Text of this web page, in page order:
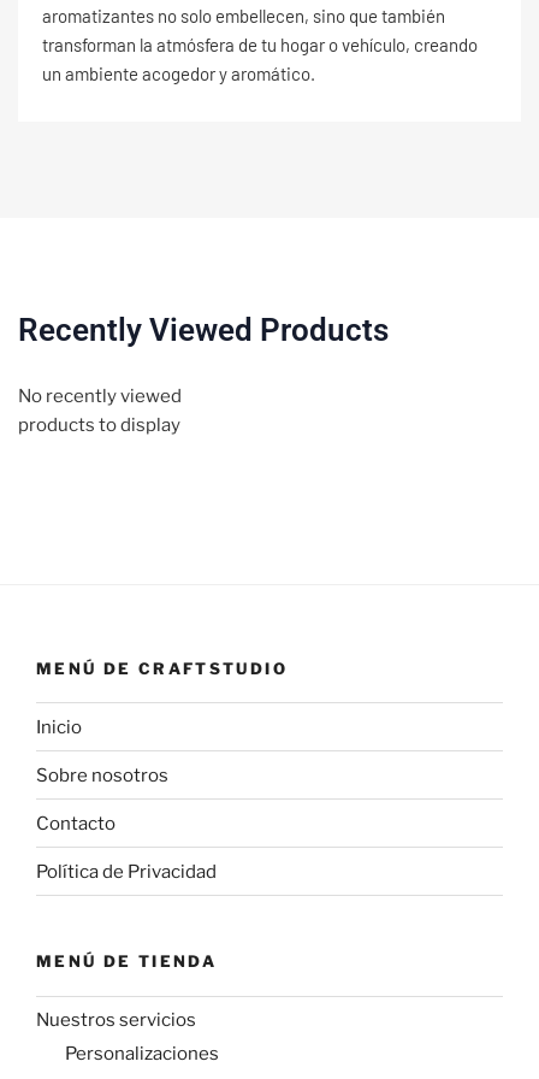
aromatizantes no solo embellecen, sino que también
transforman la atmósfera de tu hogar o vehículo, creando
un ambiente acogedor y aromático.
Recently Viewed Products
No recently viewed
products to display
MENÚ DE CRAFTSTUDIO
Inicio
Sobre nosotros
Contacto
Política de Privacidad
MENÚ DE TIENDA
Nuestros servicios
Personalizaciones